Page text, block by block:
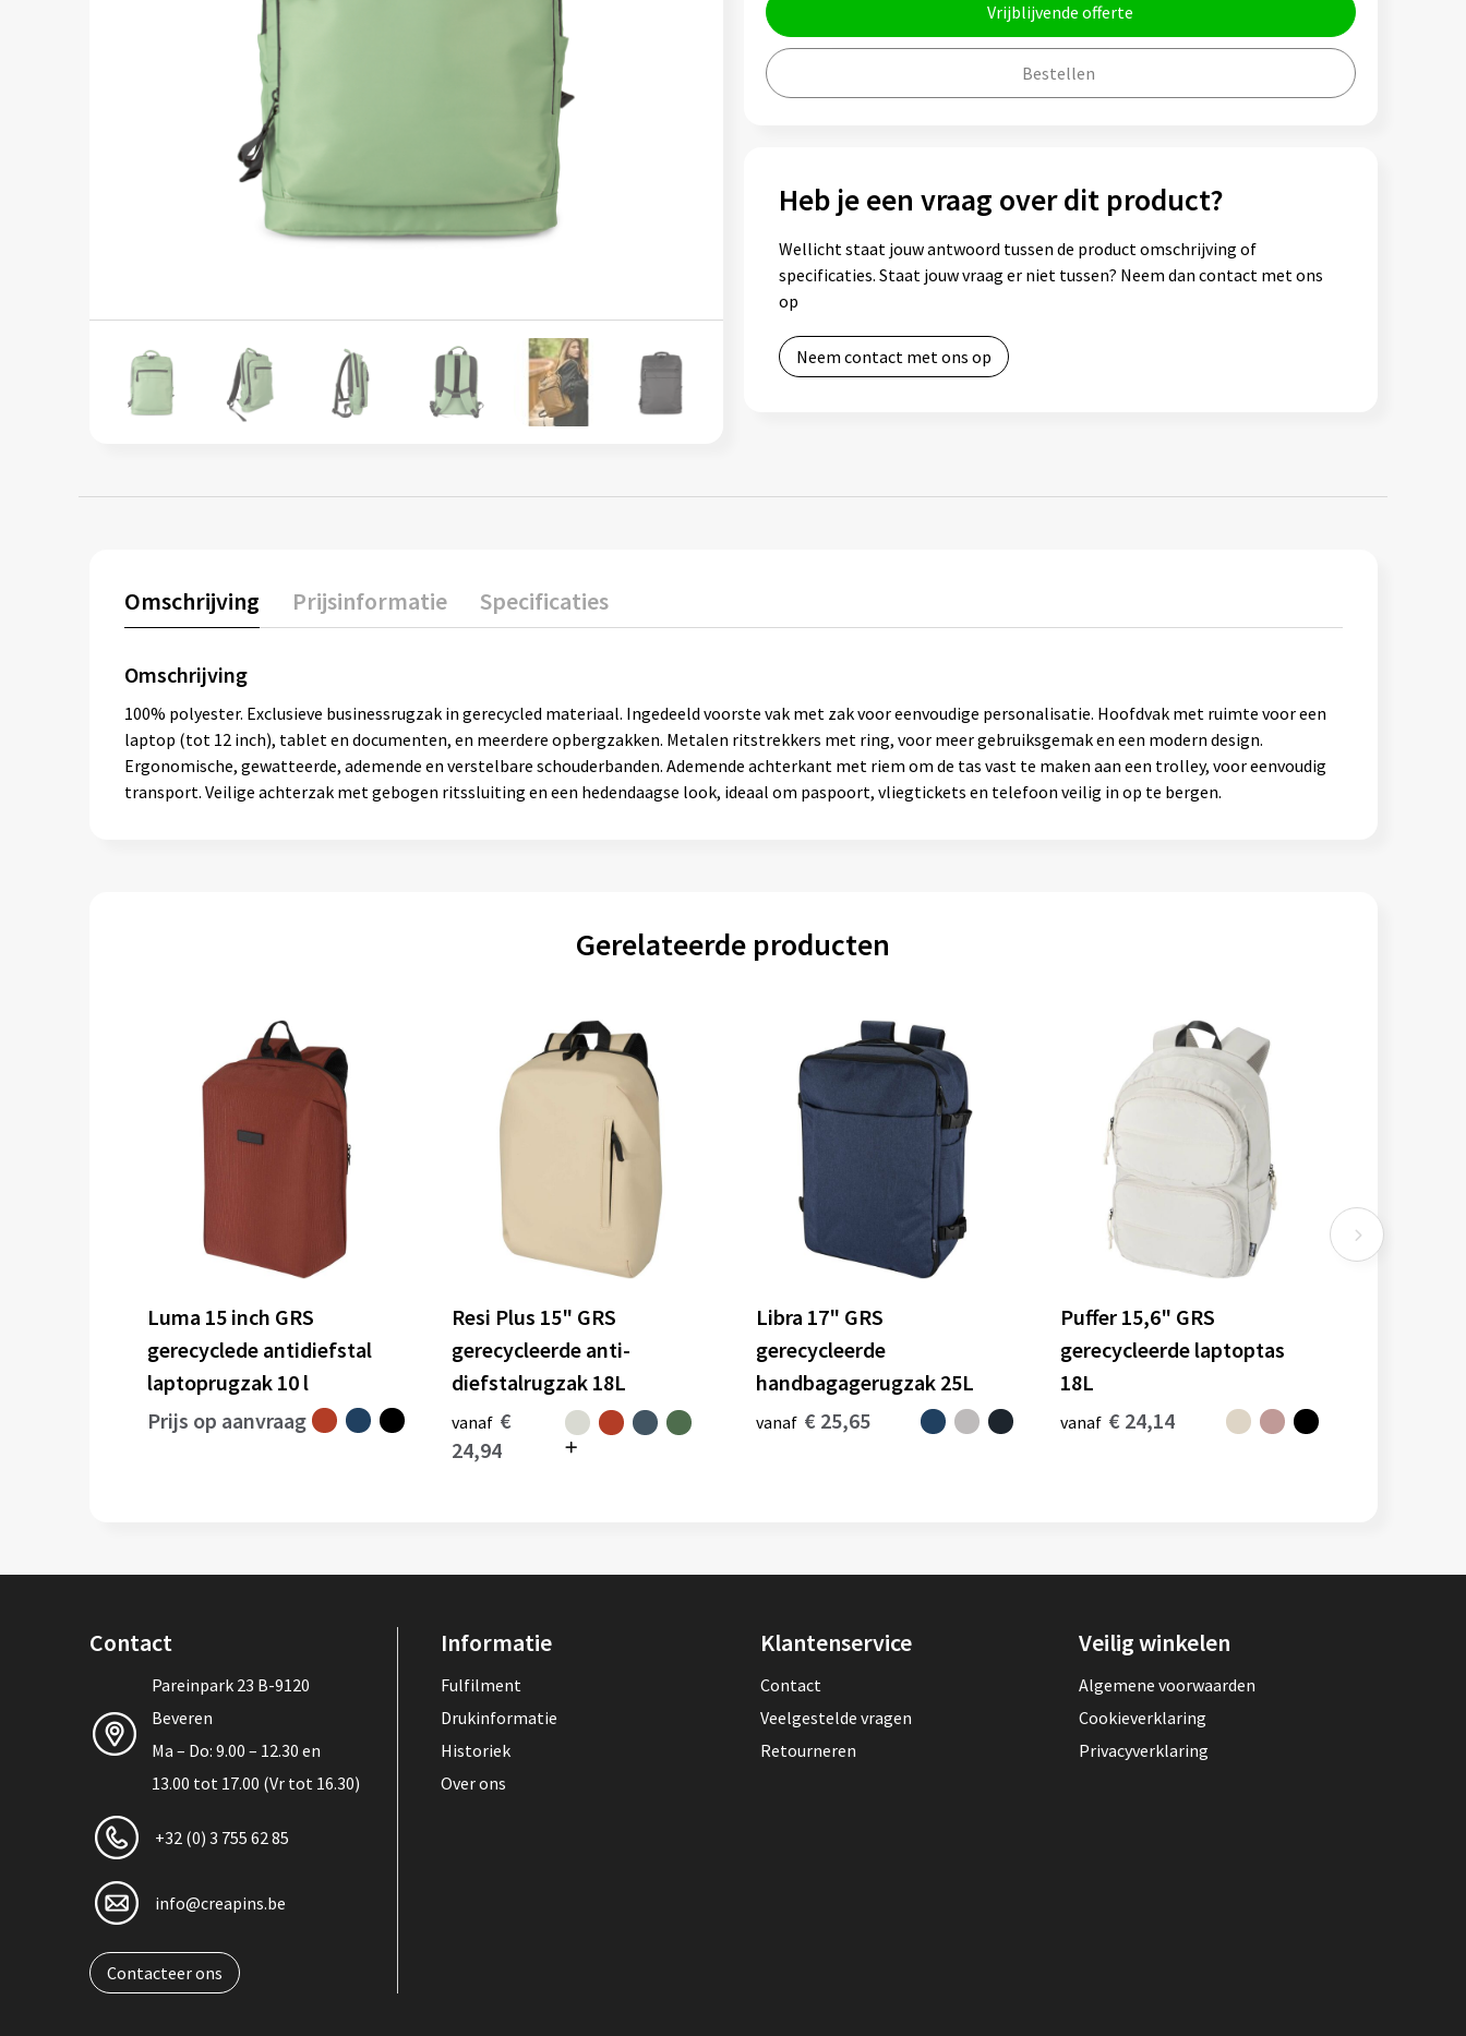
Vrijblijvende offerte
Bestellen
Heb je een vraag over dit product?
Wellicht staat jouw antwoord tussen de product omschrijving of
specificaties. Staat jouw vraag er niet tussen? Neem dan contact met ons
op
Neem contact met ons op
Omschrijving Prijsinformatie Specificaties
Omschrijving
100% polyester. Exclusieve businessrugzak in gerecycled materiaal. Ingedeeld voorste vak met zak voor eenvoudige personalisatie. Hoofdvak met ruimte voor een
laptop (tot 12 inch), tablet en documenten, en meerdere opbergzakken. Metalen ritstrekkers met ring, voor meer gebruiksgemak en een modern design.
Ergonomische, gewatteerde, ademende en verstelbare schouderbanden. Ademende achterkant met riem om de tas vast te maken aan een trolley, voor eenvoudig
transport. Veilige achterzak met gebogen ritssluiting en een hedendaagse look, ideaal om paspoort, vliegtickets en telefoon veilig in op te bergen.
Gerelateerde producten
Luma 15 inch GRS
gerecyclede antidiefstal
laptoprugzak 10 l
Prijs op aanvraag
Resi Plus 15" GRS
gerecycleerde anti-
diefstalrugzak 18L
vanaf €
24,94
Libra 17" GRS
gerecycleerde
handbagagerugzak 25L
vanaf € 25,65
Puffer 15,6" GRS
gerecycleerde laptoptas
18L
vanaf € 24,14
Contact
Pareinpark 23 B-9120
Beveren
Ma – Do: 9.00 – 12.30 en
13.00 tot 17.00 (Vr tot 16.30)
+32 (0) 3 755 62 85
info@creapins.be
Contacteer ons
Informatie
Fulfilment
Drukinformatie
Historiek
Over ons
Klantenservice
Contact
Veelgestelde vragen
Retourneren
Veilig winkelen
Algemene voorwaarden
Cookieverklaring
Privacyverklaring